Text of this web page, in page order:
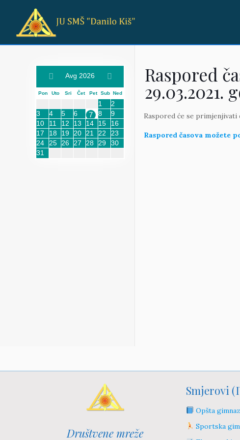
Raspored
29.03.2021.
Raspored će se primjenjivati
Raspored časova možete
Avg 2026
Pon Uto Sri Čet Pet Sub Ned
1
2
3
4 5 6 7 8
9
10
11 12 13 14 15
16
17
18 19 20 21 22
23
24
25 26 27 28 29
30
31
Društvene mreže
Smjerovi
Opšta
Sportska